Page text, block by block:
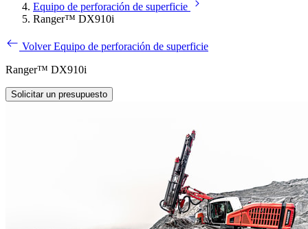
Equipo de perforación de superficie
Ranger™ DX910i
Volver Equipo de perforación de superficie
Ranger™ DX910i
Solicitar un presupuesto